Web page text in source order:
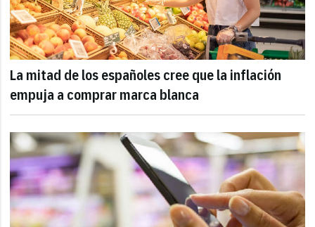
La mitad de los españoles cree que la inflación
empuja a comprar marca blanca